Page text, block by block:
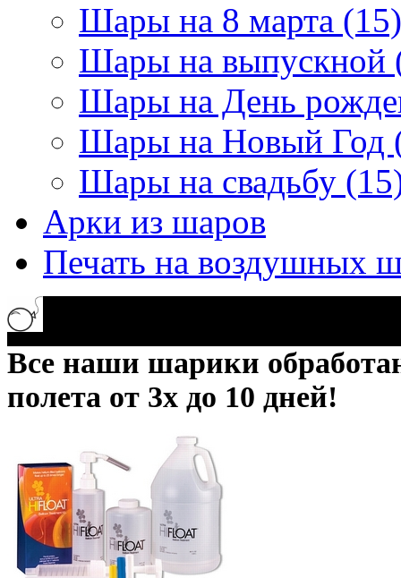
Шары на 8 марта (15)
Шары на выпускной
Шары на День
Шары на Новый Год
Шары на свадьбу
Арки из шаров
Печать на воздушных
Все наши шарики
полета от 3х до 10 дней!